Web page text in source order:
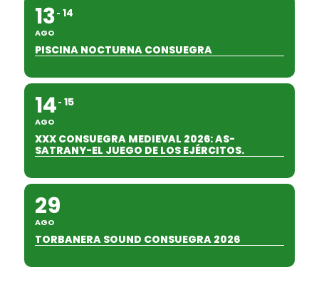
13
AGO
14
PISCINA NOCTURNA CONSUEGRA
14
AGO
15
XXX CONSUEGRA MEDIEVAL 2026: AS-
SATRANY-EL JUEGO DE LOS EJÉRCITOS.
29
AGO
TORBANERA SOUND CONSUEGRA 2026